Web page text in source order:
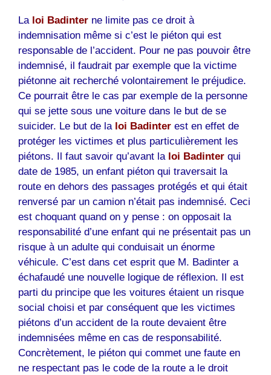
Laloi Badinter ne limite pas ce droit à
indemnisation même si c’est le piéton qui est
responsable de l’accident. Pour ne pas pouvoir être
indemnisé, il faudrait par exemple que la victime
piétonne ait recherché volontairement le préjudice.
Ce pourrait être le cas par exemple de la personne
qui se jette sous une voiture dans le but de se
suicider. Le but de la loi Badinter est en effet de
protéger les victimes et plus particulièrement les
piétons. Il faut savoir qu’avant la loi Badinter qui
date de 1985, un enfant piéton qui traversait la
route en dehors des passages protégés et qui était
renversé par un camion n’était pas indemnisé. Ceci
est choquant quand on y pense : on opposait la
responsabilité d’une enfant qui ne présentait pas un
risque à un adulte qui conduisait un énorme
véhicule. C’est dans cet esprit que M. Badinter a
échafaudé une nouvelle logique de réflexion. Il est
parti du principe que les voitures étaient un risque
social choisi et par conséquent que les victimes
piétons d’un accident de la route devaient être
indemnisées même en cas de responsabilité.
Concrètement, le piéton qui commet une faute en
ne respectant pas le code de la route a le droit